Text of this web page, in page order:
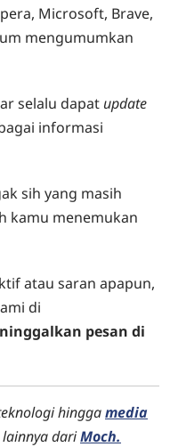
Microsoft, Brave,
mengumumkan
selalu dapat update
informasi
sih yang masih
kamu menemukan
atau saran apapun,
di
pesan di
hinggamedia
dariMoch.